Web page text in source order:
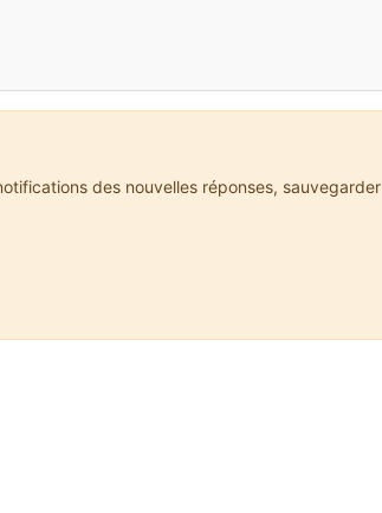
des nouvelles réponses, sauvegarder